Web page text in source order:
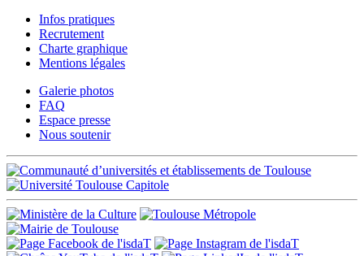
Infos pratiques
Recrutement
Charte graphique
Mentions légales
Galerie photos
FAQ
Espace presse
Nous soutenir